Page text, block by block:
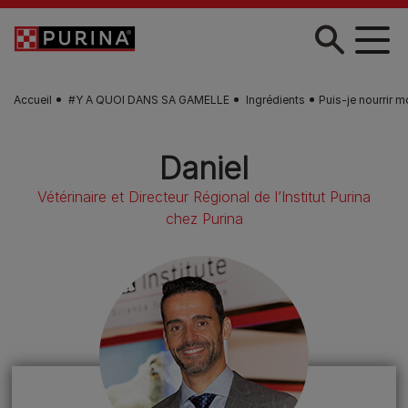
Skip to main content
Accueil #Y A QUOI DANS SA GAMELLE Ingrédients Puis-je nourrir
Daniel
Vétérinaire et Directeur Régional de l’Institut Purina
chez Purina